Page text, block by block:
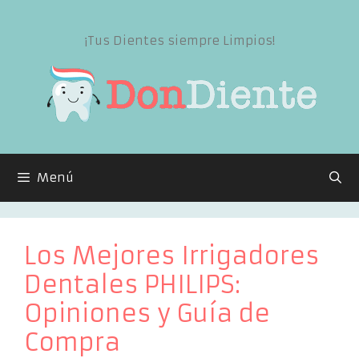
¡Tus Dientes siempre Limpios!
Menú
Los Mejores Irrigadores
Dentales PHILIPS:
Opiniones y Guía de
Compra